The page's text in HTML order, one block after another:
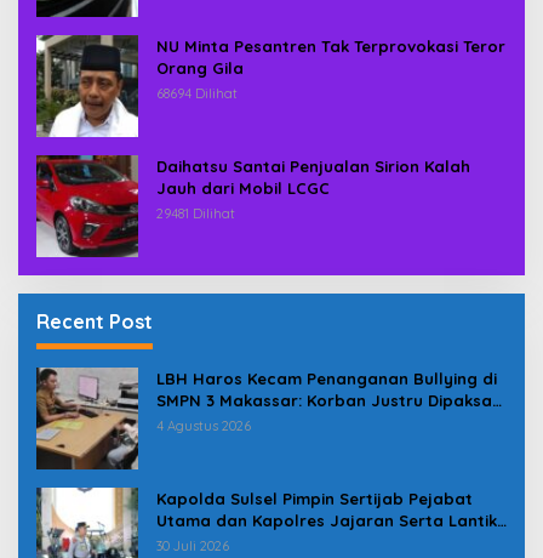
NU Minta Pesantren Tak Terprovokasi Teror
Orang Gila
68694 Dilihat
Daihatsu Santai Penjualan Sirion Kalah
Jauh dari Mobil LCGC
29481 Dilihat
Recent Post
LBH Haros Kecam Penanganan Bullying di
SMPN 3 Makassar: Korban Justru Dipaksa
Pindah
4 Agustus 2026
Kapolda Sulsel Pimpin Sertijab Pejabat
Utama dan Kapolres Jajaran Serta Lantik
Karolog dan Kapolresta Gowa
30 Juli 2026